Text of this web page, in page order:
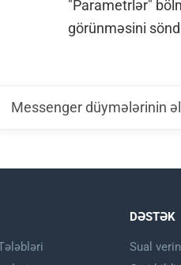
"Parametrlər"
görünməsini
Messenger düymələrinin
DƏSTƏK
Sual verin